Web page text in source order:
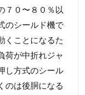
７０〜８０％以
のシールド機で
くことになるた
荷が中折れジャ
し方式のシール
のは後胴になる